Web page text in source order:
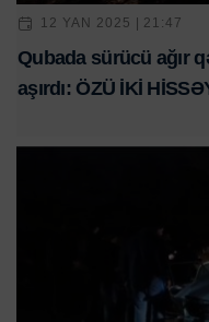
12 YAN 2025 | 21:47
Qubada sürücü ağır
aşırdı: ÖZÜ İKİ